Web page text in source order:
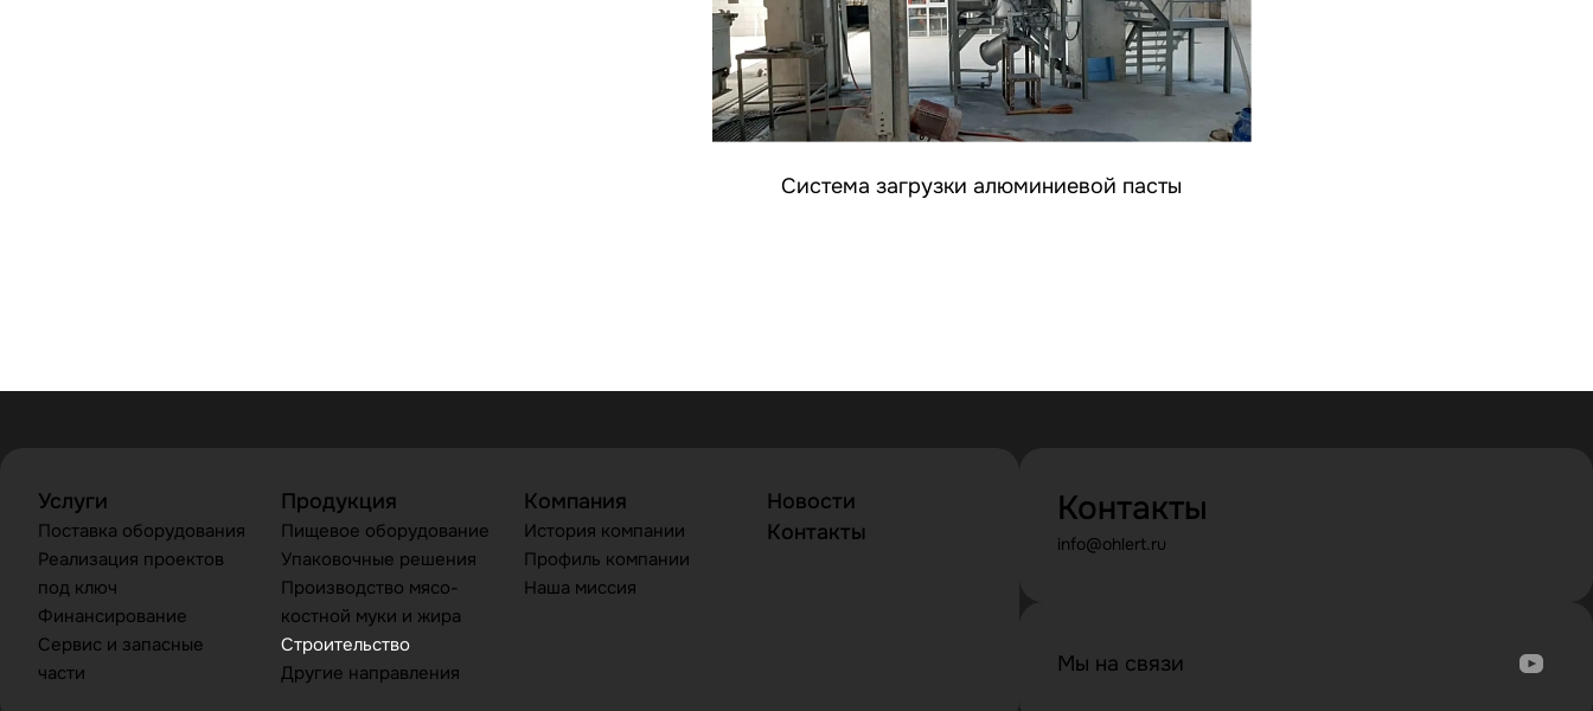
Система загрузки алюминиевой пасты
Услуги
Поставка оборудования
Реализация проектов
под ключ
Финансирование
Сервис и запасные
части
Продукция
Пищевое оборудование
Упаковочные решения
Производство мясо-
костной муки и жира
Строительство
Другие направления
Компания
История компании
Профиль компании
Наша миссия
Новости
Контакты
Контакты
info@ohlert.ru
Мы на связи